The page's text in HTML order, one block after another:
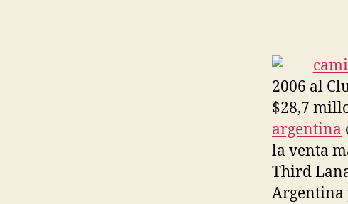
2006 al
$28,7
argentina
la venta
Third
Argentina